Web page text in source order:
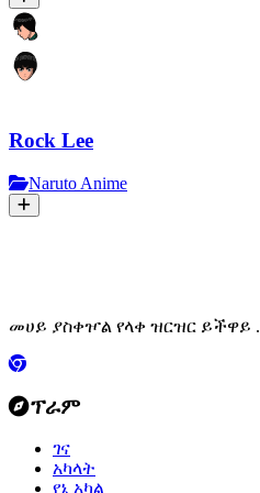
Rock Lee
Naruto Anime
መሀይ ያስቀዦል የላቀ ዝርዝር ይችዋይ .
ፕራም
ገና
አካላት
የኔ አካል